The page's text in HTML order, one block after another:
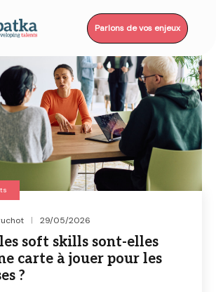
Parlons de vos enjeux
29/05/2026
soft skills sont-elles
carte à jouer pour les
?